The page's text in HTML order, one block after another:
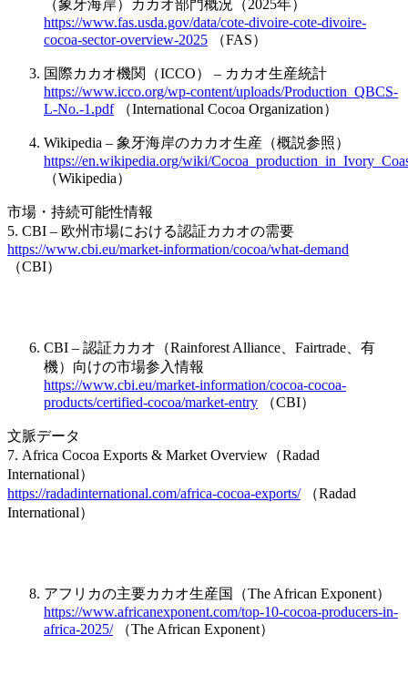
（象牙海岸）カカオ部門概況（2025年）
https://www.fas.usda.gov/data/cote-divoire-cote-divoire-
cocoa-sector-overview-2025 （FAS）
国際カカオ機関（ICCO） – カカオ生産統計
https://www.icco.org/wp-content/uploads/Production_QBCS-
L-No.-1.pdf（International Cocoa Organization）
Wikipedia – 象牙海岸のカカオ生産（概説参照）
https://en.wikipedia.org/wiki/
（Wikipedia）
市場・持続可能性情報
5. CBI – 欧州市場における認証カカオの需要
https://www.cbi.eu/market-information/cocoa/what-demand
（CBI）
CBI – 認証カカオ（Rainforest Alliance、Fairtrade、有
機）向けの市場参入情報
https://www.cbi.eu/market-information/cocoa-cocoa-
products/certified-cocoa/market-entry （CBI）
文脈データ
7. Africa Cocoa Exports & Market Overview（Radad
International）
https://radadinternational.com/africa-cocoa-exports/（Radad
International）
アフリカの主要カカオ生産国（The African Exponent）
https://www.africanexponent.com/top-10-cocoa-producers-in-
africa-2025/（The African Exponent）